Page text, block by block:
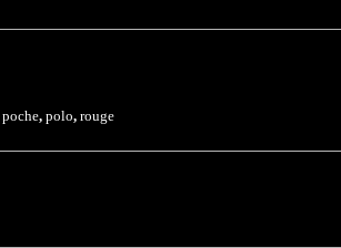
poche, polo, rouge